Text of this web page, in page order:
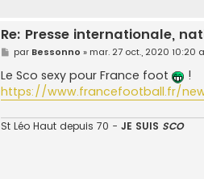
Re: Presse internationale,
M
e
s
s
a
g
par Bessonno » mar. 27 oct., 2020 10:20
Le Sco sexy pour France foot
!
https://www.francefootball.fr/
St Léo Haut depuis 70 - JE SUIS SCO